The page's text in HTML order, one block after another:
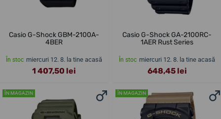
Casio G-Shock GBM-2100A-
4BER
În stoc miercuri 12. 8. la tine acasă
1 407,50 lei
Casio G-Shock GA-2100RC-
1AER Rust Series
În stoc miercuri 12. 8. la tine acasă
648,45 lei
ÎN MAGAZIN ÎN MAGAZIN